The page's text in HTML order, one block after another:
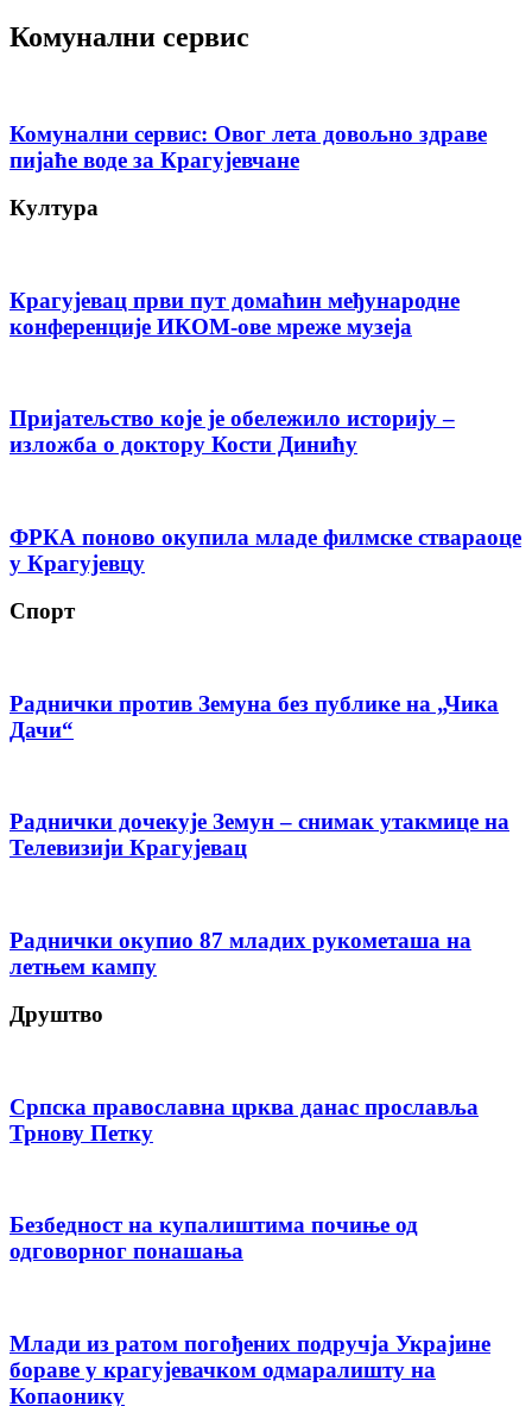
Комунални сервис
Комунални сервис: Овог лета довољно здраве
пијаће воде за Крагујевчане
Култура
Крагујевац први пут домаћин међународне
конференције ИКОМ-ове мреже музеја
Пријатељство које је обележило историју –
изложба о доктору Кости Динићу
ФРКА поново окупила младе филмске ствараоце
у Крагујевцу
Спорт
Раднички против Земуна без публике на „Чика
Дачи“
Раднички дочекује Земун – снимак утакмице на
Телевизији Крагујевац
Раднички окупио 87 младих рукометаша на
летњем кампу
Друштво
Српска православна црква данас прославља
Трнову Петку
Безбедност на купалиштима почиње од
одговорног понашања
Млади из ратом погођених подручја Украјине
бораве у крагујевачком одмаралишту на
Копаонику